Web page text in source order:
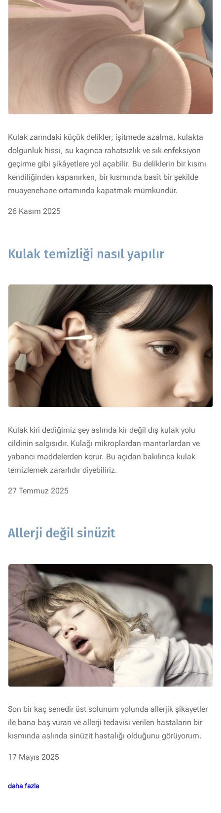
Kulak zarındaki küçük delikler; işitmede azalma, kulakta
dolgunluk hissi, su kaçınca rahatsızlık ve sık enfeksiyon
geçirme gibi şikâyetlere yol açabilir. Bu deliklerin bir kısmı
kendiliğinden kapanırken, bir kısmında basit bir şekilde
muayenehane ortamında kapatmak mümkündür.
26 Kasım 2025
Kulak temizliği nasıl yapılır
Kulak kiri dediğimiz şey aslında kir değil dış kulak yolu
cildinin salgısıdır. Kulağı mikroplardan mantarlardan ve
yabancı maddelerden korur. Bu açıdan bakılınca kulak
temizlemek zararlıdır diyebiliriz.
27 Temmuz 2025
Allerji değil sinüzit
Son bir kaç senedir üst solunum yolunda allerjik şikayetler
ile bana baş vuran ve allerji tedavisi verilen hastaların bir
kısmında aslında sinüzit hastalığı olduğunu görüyorum.
17 Mayıs 2025
daha fazla